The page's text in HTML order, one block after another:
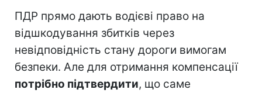
ПДР прямо дають водієві право на
відшкодування збитків через
невідповідність стану дороги вимогам
безпеки. Але для отримання компенсації
потрібно підтвердити, що саме